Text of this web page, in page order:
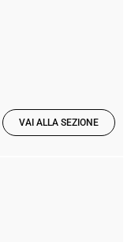
VAI ALLA SEZIONE